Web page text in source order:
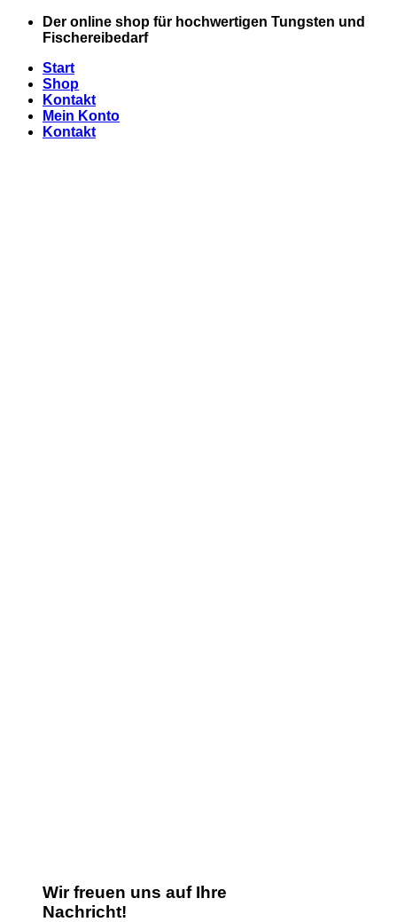
Zum
Der online shop für hochwertigen Tungsten und
Fischereibedarf
Start
Shop
Kontakt
Mein Konto
Kontakt
Wir freuen uns auf Ihre
Nachricht!